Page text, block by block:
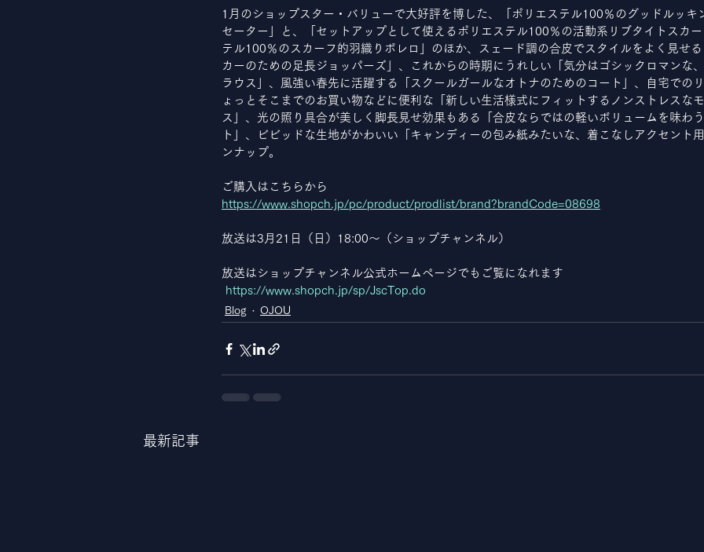
1月のショップスター・バリューで大好評を博した、「ポリエステル100％のグッドルッキ
セーター」と、「セットアップとして使えるポリエステル100％の活動系リブタイトスカ
テル100％のスカーフ的羽織りボレロ」のほか、スェード調の合皮でスタイルをよく見せ
カーのための足長ジョッパーズ」、これからの時期にうれしい「気分はゴシックロマンな
ラウス」、風強い春先に活躍する「スクールガールなオトナのためのコート」、自宅での
ょっとそこまでのお買い物などに便利な「新しい生活様式にフィットするノンストレスな
ス」、光の照り具合が美しく脚長見せ効果もある「合皮ならではの軽いボリュームを味わ
ト」、ビビッドな生地がかわいい「キャンディーの包み紙みたいな、着こなしアクセント
ンナップ。
ご購入はこちらから
https://www.shopch.jp/pc/product/prodlist/brand?brandCode=08698
放送は3月21日（日）18:00～（ショップチャンネル）
放送はショップチャンネル公式ホームページでもご覧になれます
https://www.shopch.jp/sp/JscTop.do
Blog OJOU
最新記事